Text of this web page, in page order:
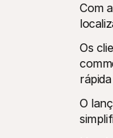
Com
Os
O